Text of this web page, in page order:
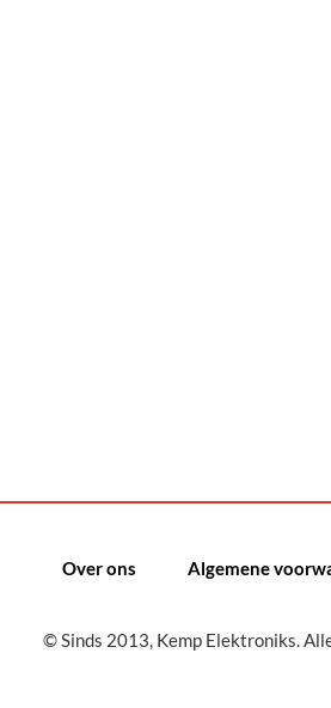
Over ons Algemene
© Sinds 2013, Kemp Elektroniks.